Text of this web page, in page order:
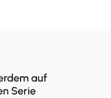
auf
Serie